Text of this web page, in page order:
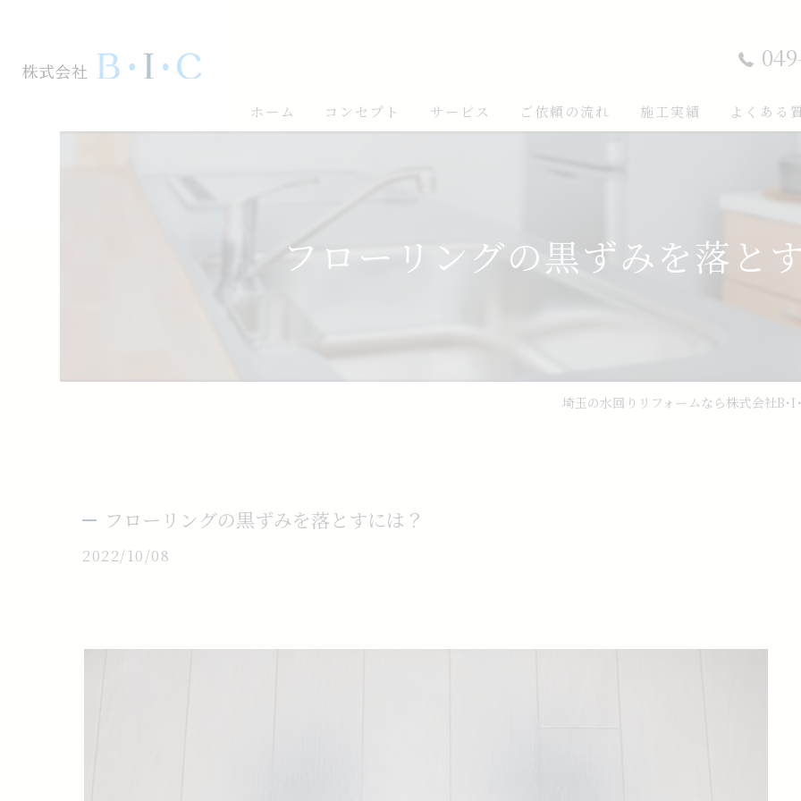
ホーム コンセプト サービス ご依頼の流れ 施工実績 よくある
フローリングの黒ずみを落と
埼玉の水回りリフォームなら株式会社B･I
フローリングの黒ずみを落とすには？
2022/10/08